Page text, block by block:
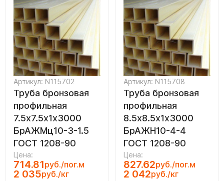
Артикул: N115702
Труба бронзовая
профильная
7.5х7.5х1х3000
БрАЖМц10-3-1.5
ГОСТ 1208-90
Цена:
714.81руб./пог.м
2 035руб./кг
Артикул: N115708
Труба бронзовая
профильная
8.5х8.5х1х3000
БрАЖН10-4-4
ГОСТ 1208-90
Цена:
827.62руб./пог.м
2 042руб./кг